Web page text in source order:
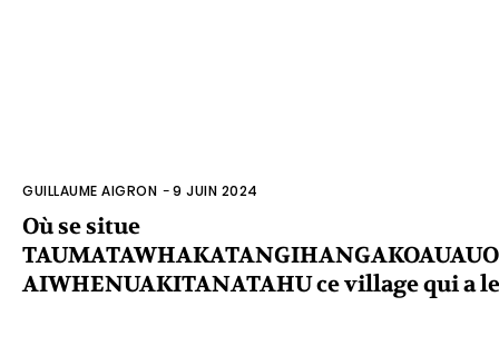
GUILLAUME AIGRON -9 JUIN 2024
Où se situe
AIWHENUAKITANATAHU ce village qui a